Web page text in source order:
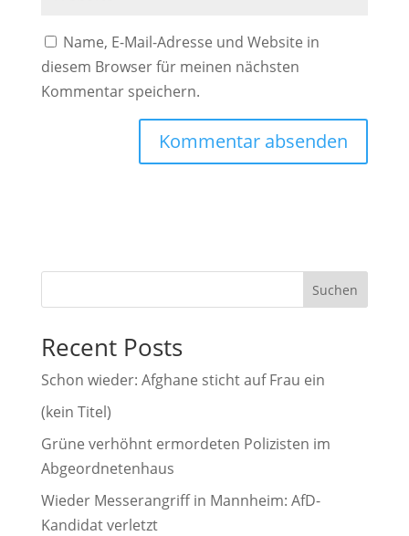
Name, E-Mail-Adresse und Website in
diesem Browser für meinen nächsten
Kommentar speichern.
r
t
i
e
:
Suchen
Recent Posts
Schon wieder: Afghane sticht auf Frau ein
(kein Titel)
Grüne verhöhnt ermordeten Polizisten im
Abgeordnetenhaus
Wieder Messerangriff in Mannheim: AfD-
Kandidat verletzt